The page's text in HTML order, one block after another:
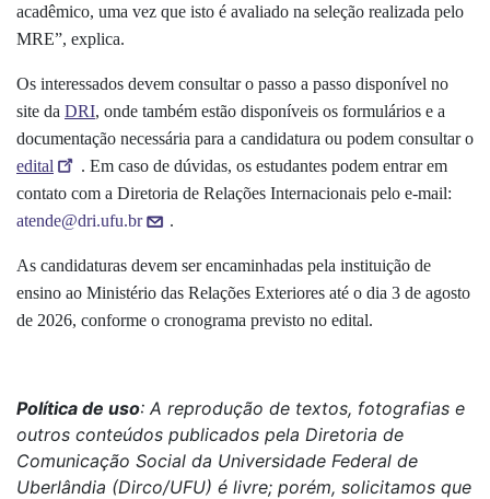
acadêmico, uma vez que isto é avaliado na seleção realizada pelo
MRE”, explica.
Os interessados devem consultar o passo a passo disponível no
site da DRI, onde também estão disponíveis os formulários e a
documentação necessária para a candidatura ou podem consultar o
edital
. Em caso de dúvidas, os estudantes podem entrar em
contato com a Diretoria de Relações Internacionais pelo e-mail:
atende@dri.ufu.br
.
As candidaturas devem ser encaminhadas pela instituição de
ensino ao Ministério das Relações Exteriores até o dia 3 de agosto
de 2026, conforme o cronograma previsto no edital.
Política de uso: A reprodução de textos, fotografias e
outros conteúdos publicados pela Diretoria de
Comunicação Social da Universidade Federal de
Uberlândia (Dirco/UFU) é livre; porém, solicitamos que